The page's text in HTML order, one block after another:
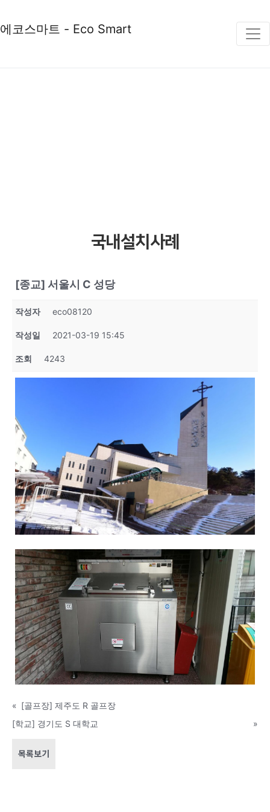
에코스마트 - Eco Smart
국내설치사례
[종교] 서울시 C 성당
작성자 eco08120
작성일 2021-03-19 15:45
조회 4243
« [골프장] 제주도 R 골프장
[학교] 경기도 S 대학교
»
목록보기